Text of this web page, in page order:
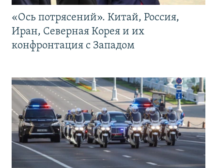
«Ось потрясений». Китай, Россия,
Иран, Северная Корея и их
конфронтация с Западом